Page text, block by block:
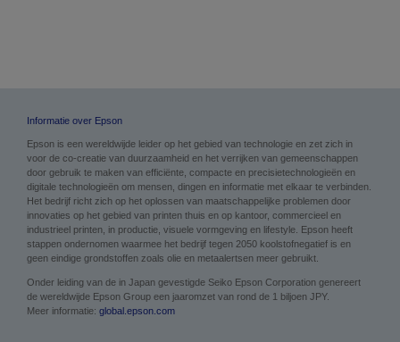
Informatie over Epson
Epson is een wereldwijde leider op het gebied van technologie en zet zich in
voor de co-creatie van duurzaamheid en het verrijken van gemeenschappen
door gebruik te maken van efficiënte, compacte en precisietechnologieën en
digitale technologieën om mensen, dingen en informatie met elkaar te verbinden.
Het bedrijf richt zich op het oplossen van maatschappelijke problemen door
innovaties op het gebied van printen thuis en op kantoor, commercieel en
industrieel printen, in productie, visuele vormgeving en lifestyle. Epson heeft
stappen ondernomen waarmee het bedrijf tegen 2050 koolstofnegatief is en
geen eindige grondstoffen zoals olie en metaalertsen meer gebruikt.
Onder leiding van de in Japan gevestigde Seiko Epson Corporation genereert
de wereldwijde Epson Group een jaaromzet van rond de 1 biljoen JPY.
Meer informatie: global.epson.com